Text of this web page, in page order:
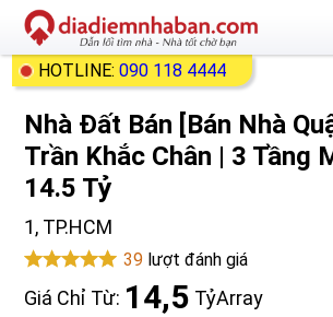
HOTLINE:090 118 4444
Nhà Đất Bán [Bán Nhà
Trần Khắc Chân | 3 Tầng
14.5 Tỷ
1, TP.HCM
39 lượt đánh giá
Giá Chỉ Từ: 14,5 TỷArray